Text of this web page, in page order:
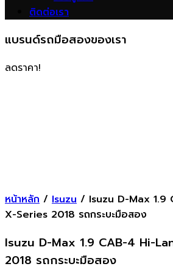
ติดต่อเรา
แบรนด์รถมือสองของเรา
ลดราคา!
หน้าหลัก / Isuzu / Isuzu D-Max 1.9
X-Series 2018 รถกระบะมือสอง
Isuzu D-Max 1.9 CAB-4 Hi-
2018 รถกระบะมือสอง